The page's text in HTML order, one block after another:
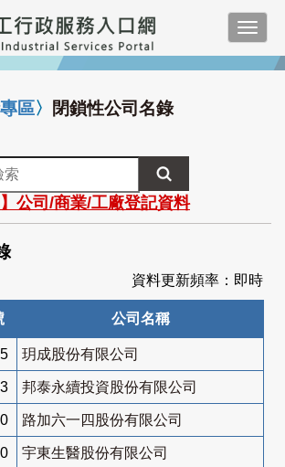
區〉 閉鎖性公司名錄
】公司/商業/工廠登記資料
資料更新頻率：即時
公司名稱
玥成股份有限公司
邦泰永續投資股份有限公司
路加六一四股份有限公司
宇東生醫股份有限公司